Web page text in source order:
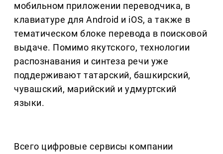
мобильном приложении переводчика, в
клавиатуре для Android и iOS, а также в
тематическом блоке перевода в поисковой
выдаче. Помимо якутского, технологии
распознавания и синтеза речи уже
поддерживают татарский, башкирский,
чувашский, марийский и удмуртский
языки.
Всего цифровые сервисы компании